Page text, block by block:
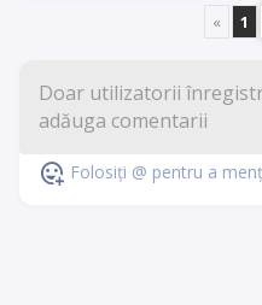
« 1
Folosiți @ pentru a